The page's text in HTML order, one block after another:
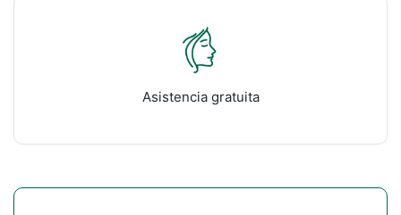
Asistencia gratuita